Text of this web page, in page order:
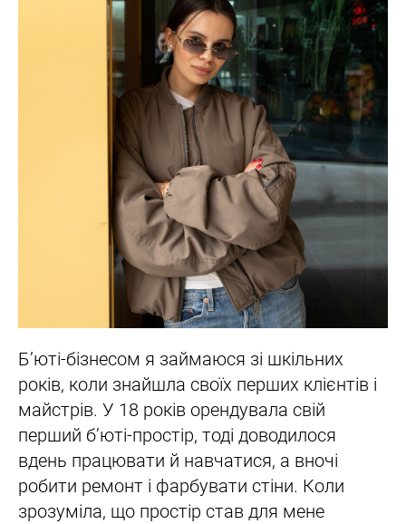
Б’юті-бізнесом я займаюся зі шкільних
років, коли знайшла своїх перших клієнтів і
майстрів. У 18 років орендувала свій
перший б’юті-простір, тоді доводилося
вдень працювати й навчатися, а вночі
робити ремонт і фарбувати стіни. Коли
зрозуміла, що простір став для мене